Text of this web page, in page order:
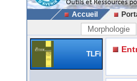
Accueil
Morphologie
TLFi